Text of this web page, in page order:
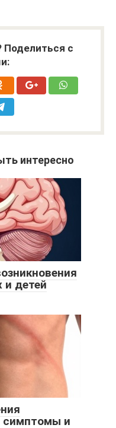
Поделиться с
интересно
и детей
симптомы и